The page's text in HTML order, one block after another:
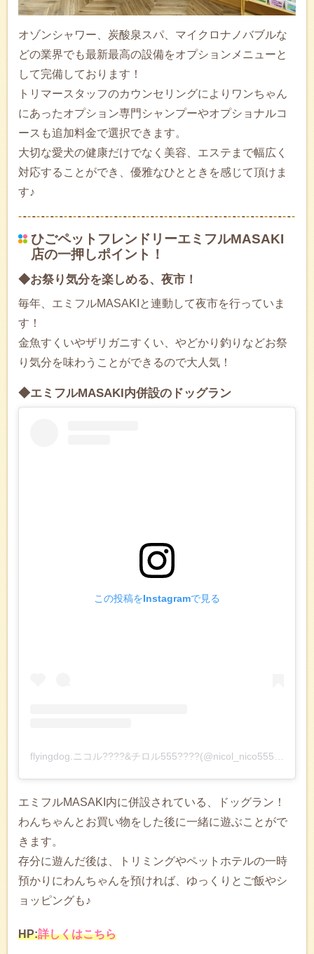
オゾンシャワー、炭酸泉スパ、マイクロナノバブルな
どの業界でも最新最高の設備をオプションメニューと
して完備しております！
トリマースタッフのカウンセリングによりワンちゃん
にあったオプション専門シャンプーやオプショナルコ
ースも追加料金で選択できます。
大切な愛犬の健康だけでなく美容、エステまで幅広く
対応することができ、優雅なひとときを感じて頂けま
す♪
ひごペットフレンドリーエミフルMASAKI
店の一押しポイント！
◆お祭り気分を楽しめる、夜市！
毎年、エミフルMASAKIと連動して夜市を行っていま
す！
金魚すくいやザリガニすくい、やどかり釣りなどお祭
り気分を味わうことができるので大人気！
◆エミフルMASAKI内併設のドッグラン
この投稿をInstagramで見る
flyingdog.ニコル????&チロル555????(@nicol_nico555)がシェアした投稿
エミフルMASAKI内に併設されている、ドッグラン！
わんちゃんとお買い物をした後に一緒に遊ぶことがで
きます。
存分に遊んだ後は、トリミングやペットホテルの一時
預かりにわんちゃんを預ければ、ゆっくりとご飯やシ
ョッピングも♪
HP:詳しくはこちら